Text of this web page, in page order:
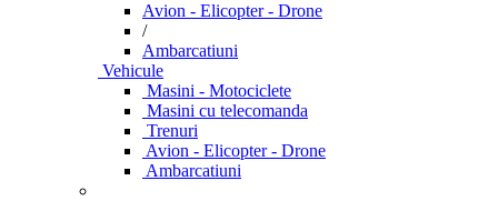
Avion - Elicopter - Drone
/
Ambarcatiuni
Vehicule
Masini - Motociclete
Masini cu telecomanda
Trenuri
Avion - Elicopter - Drone
Ambarcatiuni